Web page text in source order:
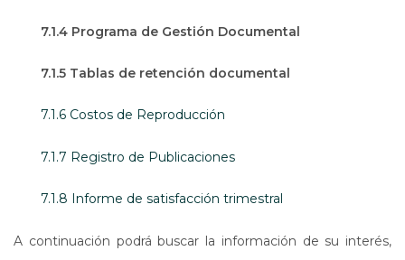
7.1.4 Programa de Gestión Documental
7.1.5 Tablas de retención documental
7.1.6 Costos de Reproducción
7.1.7 Registro de Publicaciones
7.1.8 Informe de satisfacción trimestral
A continuación podrá buscar la información de su interés,